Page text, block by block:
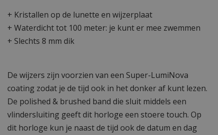
+ Kristallen op de lunette en wijzerplaat
+ Waterdicht tot 100 meter: je kunt er mee zwemmen
+ Slechts 8 mm dik
De wijzers zijn voorzien van een Super-LumiNova
coating zodat je de tijd ook in het donker af kunt lezen.
De polished & brushed band die sluit middels een
vlindersluiting geeft dit horloge een stoere touch. Op
dit horloge kun je naast de tijd ook de datum en dag